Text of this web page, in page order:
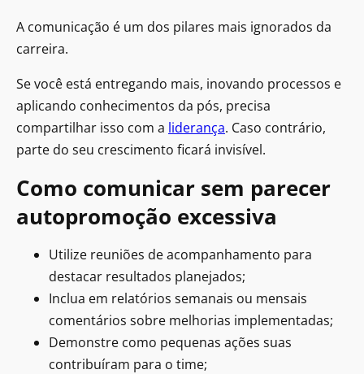
A comunicação é um dos pilares mais ignorados da
carreira.
Se você está entregando mais, inovando processos e
aplicando conhecimentos da pós, precisa
compartilhar isso com a liderança. Caso contrário,
parte do seu crescimento ficará invisível.
Como comunicar sem parecer
autopromoção excessiva
Utilize reuniões de acompanhamento para
destacar resultados planejados;
Inclua em relatórios semanais ou mensais
comentários sobre melhorias implementadas;
Demonstre como pequenas ações suas
contribuíram para o time;